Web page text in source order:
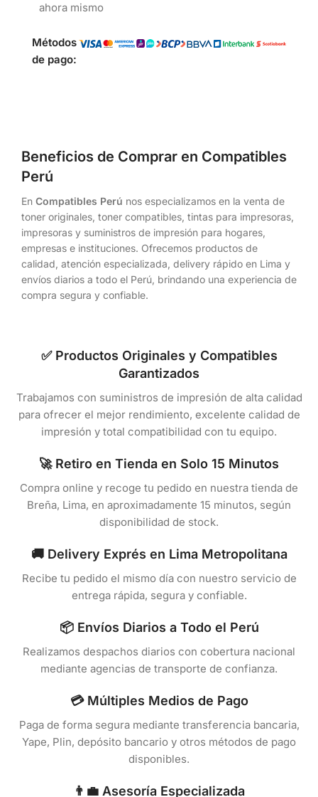
ahora mismo
Métodos
de pago:
Beneficios de Comprar en Compatibles
Perú
En Compatibles Perú nos especializamos en la venta de
toner originales, toner compatibles, tintas para impresoras,
impresoras y suministros de impresión para hogares,
empresas e instituciones. Ofrecemos productos de
calidad, atención especializada, delivery rápido en Lima y
envíos diarios a todo el Perú, brindando una experiencia de
compra segura y confiable.
✅ Productos Originales y Compatibles
Garantizados
Trabajamos con suministros de impresión de alta calidad
para ofrecer el mejor rendimiento, excelente calidad de
impresión y total compatibilidad con tu equipo.
🚀 Retiro en Tienda en Solo 15 Minutos
Compra online y recoge tu pedido en nuestra tienda de
Breña, Lima, en aproximadamente 15 minutos, según
disponibilidad de stock.
🚚 Delivery Exprés en Lima Metropolitana
Recibe tu pedido el mismo día con nuestro servicio de
entrega rápida, segura y confiable.
📦 Envíos Diarios a Todo el Perú
Realizamos despachos diarios con cobertura nacional
mediante agencias de transporte de confianza.
💳 Múltiples Medios de Pago
Paga de forma segura mediante transferencia bancaria,
Yape, Plin, depósito bancario y otros métodos de pago
disponibles.
👨‍💼 Asesoría Especializada